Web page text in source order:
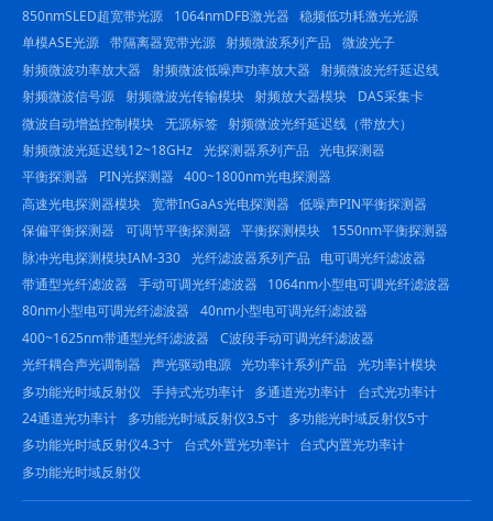
850nmSLED超宽带光源
1064nmDFB激光器 稳频低功耗激光光源
单模ASE光源 带隔离器宽带光源 射频微波系列产品
微波光子
射频微波功率放大器
射频微波低噪声功率放大器 射频微波光纤延迟线
射频微波信号源 射频微波光传输模块 射频放大器模块
DAS采集卡
微波自动增益控制模块 无源标签 射频微波光纤延迟线（带放大）
射频微波光延迟线12~18GHz 光探测器系列产品 光电探测器
平衡探测器
PIN光探测器 400~1800nm光电探测器
高速光电探测器模块
宽带InGaAs光电探测器 低噪声PIN平衡探测器
保偏平衡探测器
可调节平衡探测器 平衡探测模块
1550nm平衡探测器
脉冲光电探测模块IAM-330 光纤滤波器系列产品
电可调光纤滤波器
带通型光纤滤波器
手动可调光纤滤波器
1064nm小型电可调光纤滤波器
80nm小型电可调光纤滤波器
40nm小型电可调光纤滤波器
400~1625nm带通型光纤滤波器
C波段手动可调光纤滤波器
光纤耦合声光调制器
声光驱动电源 光功率计系列产品
光功率计模块
多功能光时域反射仪
手持式光功率计 多通道光功率计
台式光功率计
24通道光功率计
多功能光时域反射仪3.5寸
多功能光时域反射仪5寸
多功能光时域反射仪4.3寸
台式外置光功率计
台式内置光功率计
多功能光时域反射仪